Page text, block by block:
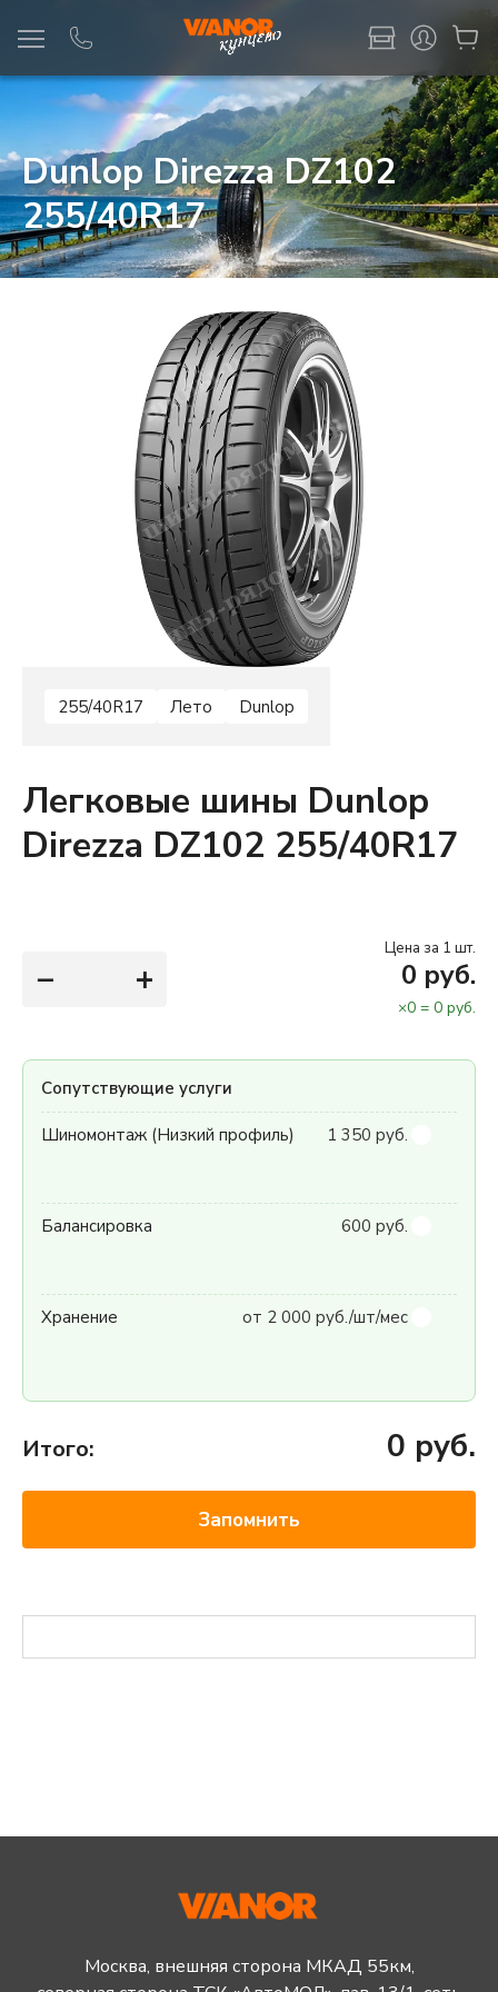
Dunlop Direzza DZ102
255/40R17
255/40R17 Лето Dunlop
Легковые шины Dunlop
Direzza DZ102 255/40R17
− +
Цена за 1 шт.
0 руб.
×0 = 0 руб.
Сопутствующие услуги
Шиномонтаж (Низкий профиль) 1 350 руб.
Балансировка 600 руб.
Хранение от 2 000 руб./шт/мес
Итого: 0 руб.
Запомнить
Москва, внешняя сторона МКАД 55км,
Информация Фото товара